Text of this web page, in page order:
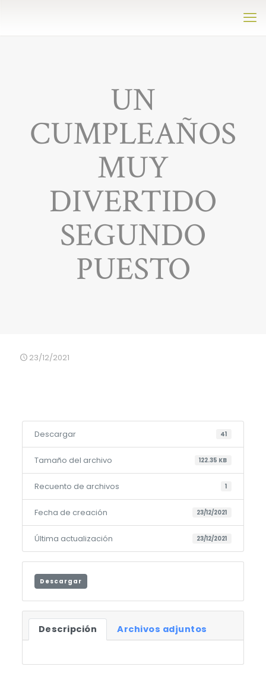
UN
CUMPLEAÑOS
MUY
DIVERTIDO
SEGUNDO
PUESTO
23/12/2021
Descargar 41
Tamaño del archivo 122.35 KB
Recuento de archivos 1
Fecha de creación 23/12/2021
Última actualización 23/12/2021
Descargar
Descripción Archivos adjuntos